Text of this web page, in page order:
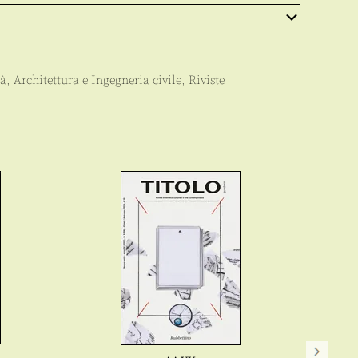
, Architettura e Ingegneria civile, Riviste